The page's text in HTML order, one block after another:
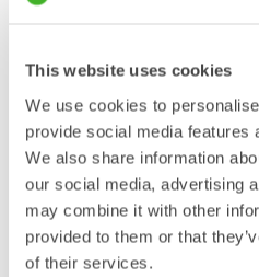
This website uses cookies
We use cookies to
provide social media features
We also share information
our social media, advertising
may combine it with other
provided to them or that
of their services.
att bygga lokala organisationer gör
”Att börja på Steelwrist är en
i ett företag som är i framkanten av
redskapstillverkning. Jag är
växla upp vår tillväxt i Korea genom
kunderna med vår tredje generation
tekniken, och att öka produktiviteten
anläggningsindustrin”, säger
Manager Steelwrist Korea.